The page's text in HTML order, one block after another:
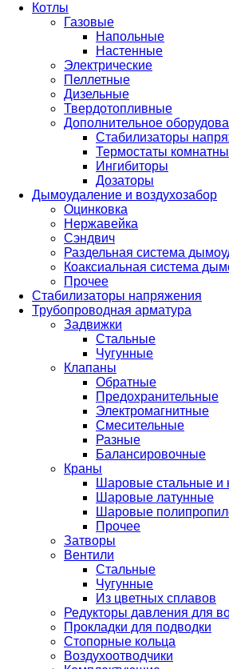
Котлы
Газовые
Напольные
Настенные
Электрические
Пеллетные
Дизельные
Твердотопливные
Дополнительное
Стабилизаторы
Термостаты
Ингибиторы
Дозаторы
Дымоудаление и воздухозабор
Оцинковка
Нержавейка
Сэндвич
Раздельная система
Коаксиальная система
Прочее
Стабилизаторы напряжения
Трубопроводная арматура
Задвижки
Стальные
Чугунные
Клапаны
Обратные
Предохранительные
Электромагнитные
Смесительные
Разные
Балансировочные
Краны
Шаровые стальные
Шаровые латунные
Шаровые
Прочее
Затворы
Вентили
Стальные
Чугунные
Из цветных сплавов
Редукторы давления для
Прокладки для подводки
Стопорные кольца
Воздухоотводчики